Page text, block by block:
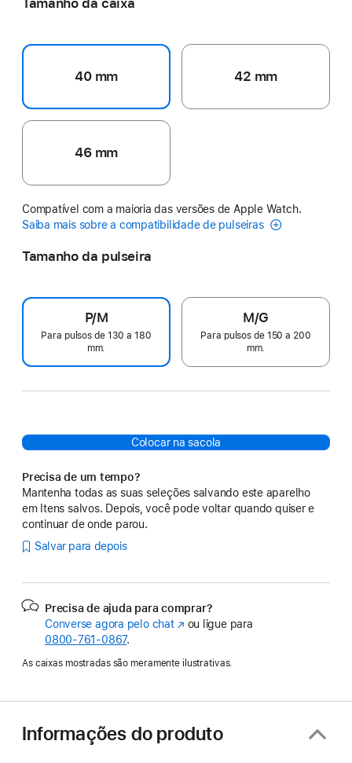
Tamanho da caixa
40 mm 42 mm
46 mm
Compatível com a maioria das versões de Apple Watch.
Saiba mais sobre a compatibilidade de pulseiras
Tamanho da pulseira
P/M
Para pulsos de 130 a 180
mm.
M/G
Para pulsos de 150 a 200
mm.
Colocar na sacola
Precisa de um tempo?
Mantenha todas as suas seleções salvando este aparelho
em Itens salvos. Depois, você pode voltar quando quiser e
continuar de onde parou.
Salvar para depois
Precisa de ajuda para comprar?
Converse agora pelo chat(o
em
nova
ou ligue para
0800-761-0867.
As caixas mostradas são meramente ilustrativas.
Informações do produto